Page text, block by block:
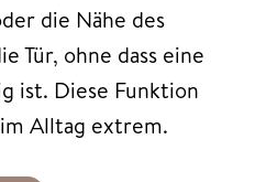
die Nähe des
Tür, ohne dass eine
ist. Diese Funktion
Alltag extrem.